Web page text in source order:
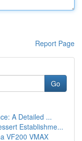
Report Page
Go
A Detailed ...
Establishme...
VF200 VMAX